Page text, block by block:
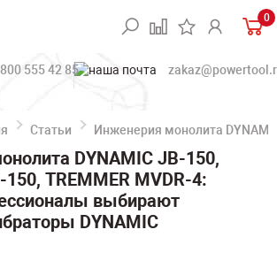
0
555 42 85
Статьи Инженерия монолита
DYNAMIC JB-150,
150, TREMMER MVDR-4:
выбирают
DYNAMIC